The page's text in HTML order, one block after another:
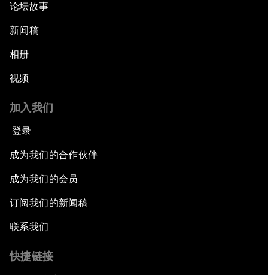
论坛故事
新闻稿
相册
视频
加入我们
登录
成为我们的合作伙伴
成为我们的会员
订阅我们的新闻稿
联系我们
快捷链接